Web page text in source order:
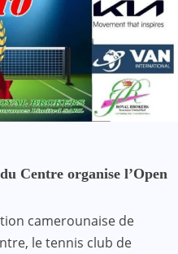
Centre organise l’Open
camerounaise de
le tennis club de